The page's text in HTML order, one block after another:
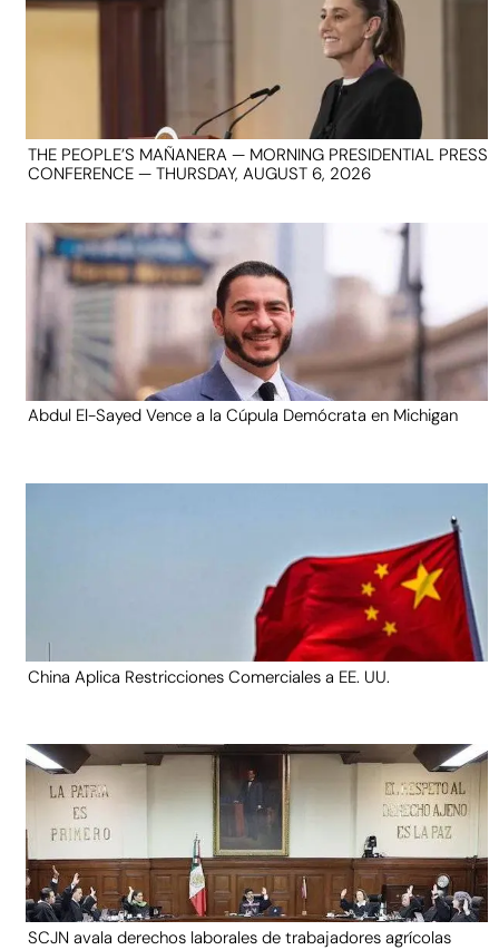
THE PEOPLE’S MAÑANERA — MORNING PRESIDENTIAL PRESS
CONFERENCE — THURSDAY, AUGUST 6, 2026
Abdul El-Sayed Vence a la Cúpula Demócrata en Michigan
China Aplica Restricciones Comerciales a EE. UU.
SCJN avala derechos laborales de trabajadores agrícolas